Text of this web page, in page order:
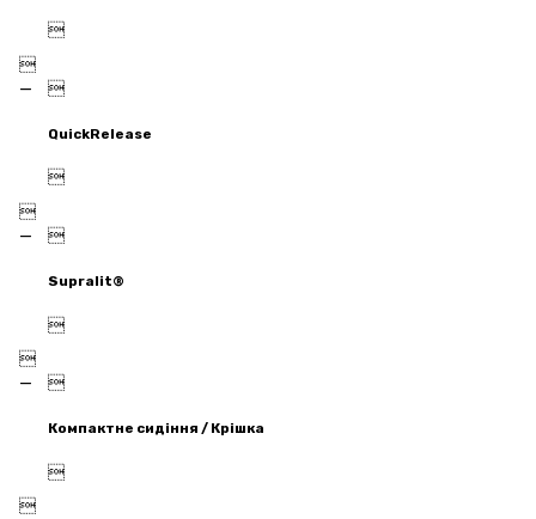



QuickRelease



Supralit®



Компактне сидіння / Крішка

